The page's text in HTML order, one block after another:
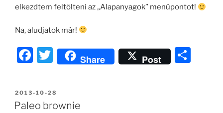
elkezdtem feltölteni az „Alapanyagok” menüpontot!
Na, aludjatok már!
F
c
e
T
w
itt
er
Share Post
BEKÜLDVE:
2013-10-28
Paleo brownie